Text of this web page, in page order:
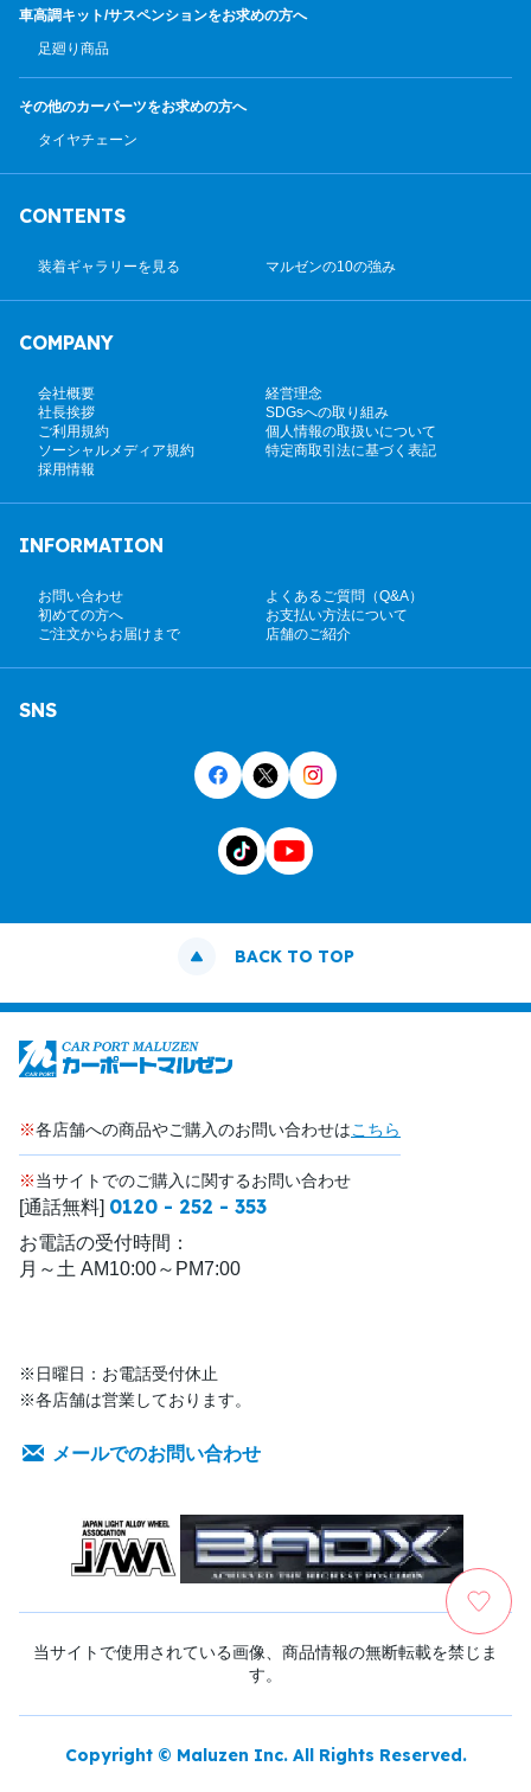
車高調キット/サスペンションをお求めの方へ
足廻り商品
その他のカーパーツをお求めの方へ
タイヤチェーン
CONTENTS
装着ギャラリーを見る マルゼンの10の強み
COMPANY
会社概要
経営理念
社長挨拶
SDGsへの取り組み
ご利用規約
個人情報の取扱いについて
ソーシャルメディア規約
特定商取引法に基づく表記
採用情報
INFORMATION
お問い合わせ
よくあるご質問（Q&A）
初めての方へ
お支払い方法について
ご注文からお届けまで
店舗のご紹介
SNS
BACK TO TOP
※各店舗への商品やご購入のお問い合わせはこちら
※当サイトでのご購入に関するお問い合わせ
[通話無料] 0120 - 252 - 353
お電話の受付時間：
月～土 AM10:00～PM7:00
※日曜日：お電話受付休止
※各店舗は営業しております。
メールでのお問い合わせ
当サイトで使用されている画像、商品情報の無断転載を禁じま
す。
Copyright © Maluzen Inc. All Rights Reserved.